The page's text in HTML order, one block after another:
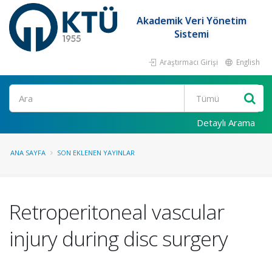
Akademik Veri Yönetim
Sistemi
Araştırmacı Girişi English
Ara
Detaylı Arama
ANA SAYFA SON EKLENEN YAYINLAR
Retroperitoneal vascular
injury during disc surgery